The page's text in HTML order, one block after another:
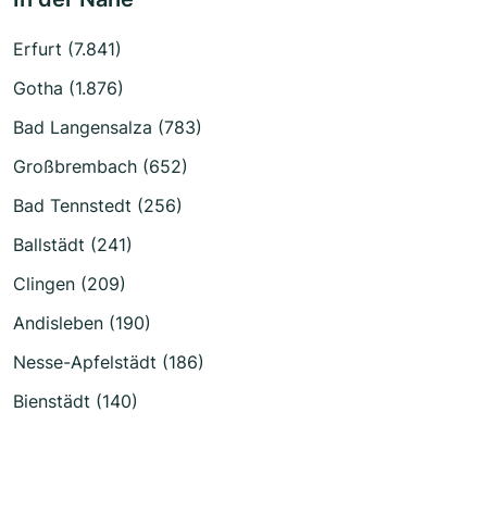
Erfurt (7.841)
Gotha (1.876)
Bad Langensalza (783)
Großbrembach (652)
Bad Tennstedt (256)
Ballstädt (241)
Clingen (209)
Andisleben (190)
Nesse-Apfelstädt (186)
Bienstädt (140)